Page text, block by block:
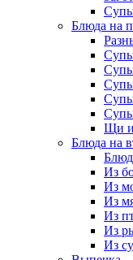
Блюда на
Щи
Блюда на
Из
Из
Из
Из
Из
Из